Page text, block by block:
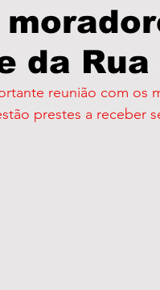
da
prestes a receber